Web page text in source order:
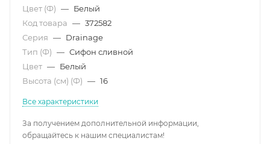
Цвет (Ф) — Белый
Код товара — 372582
Серия — Drainage
Тип (Ф) — Сифон сливной
Цвет — Белый
Высота (см) (Ф) — 16
Все характеристики
За получением дополнительной информации,
обращайтесь к нашим специалистам!